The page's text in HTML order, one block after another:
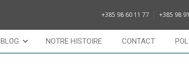
+385 98 60 11 77 +385 98
BLOG NOTRE HISTOIRE CONTACT